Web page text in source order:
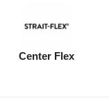
Center Flex